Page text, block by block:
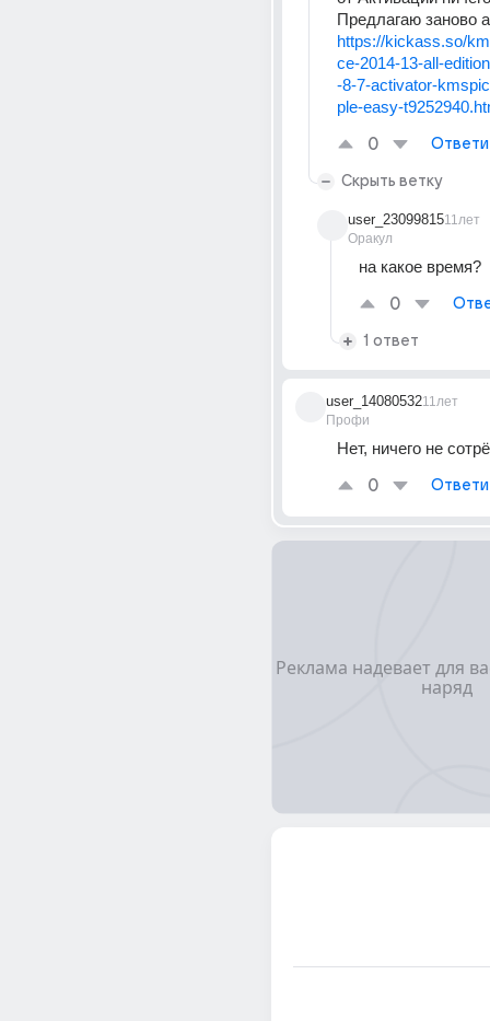
Предлагаю заново
https://kickass.so/
ce-2014-13-all-
-8-7-activator-
ple-easy-
0
Скрыть ветку
user_23099815
Оракул
11лет
на какое время?
0
1 ответ
user_14080532
Профи
11лет
Нет, ничего не
0